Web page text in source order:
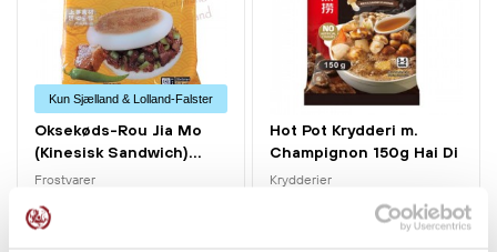
Kun Sjælland & Lolland-Falster
Oksekøds-Rou Jia Mo
(Kinesisk Sandwich)...
Frostvarer
50,00 kr.
Hot Pot Krydderi m.
Champignon 150g Hai Di
Lao
Krydderier